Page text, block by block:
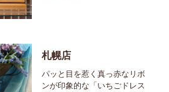
札幌店
パッと目を惹く真っ赤なリボ
ンが印象的な「いちごドレス